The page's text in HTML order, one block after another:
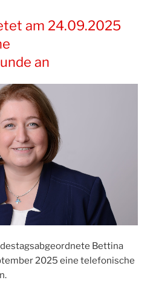
am 24.09.2025
an
Bettina
2025 eine telefonische